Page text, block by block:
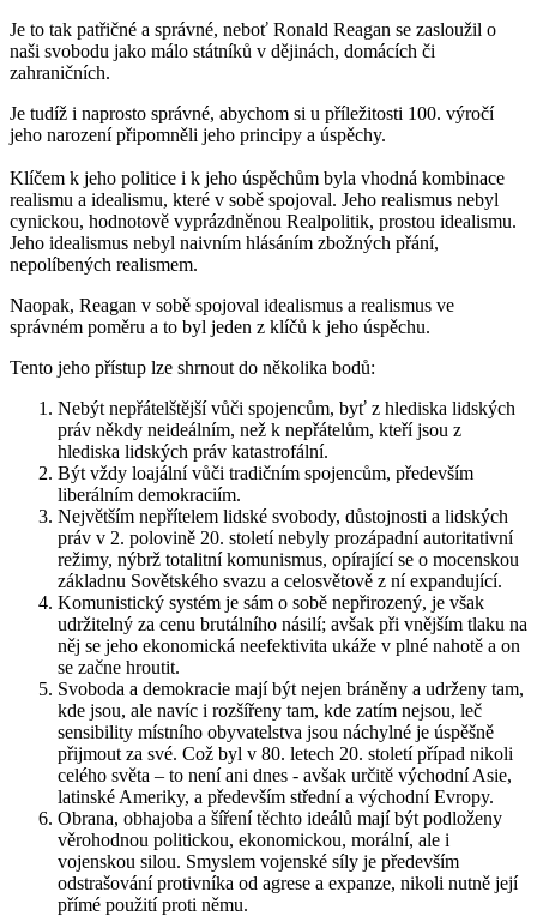
Je to tak patřičné a správné, neboť Ronald Reagan se zasloužil o
naši svobodu jako málo státníků v dějinách, domácích či
zahraničních.
Je tudíž i naprosto správné, abychom si u příležitosti 100. výročí
jeho narození připomněli jeho principy a úspěchy.
Klíčem k jeho politice i k jeho úspěchům byla vhodná kombinace
realismu a idealismu, které v sobě spojoval. Jeho realismus nebyl
cynickou, hodnotově vyprázdněnou Realpolitik, prostou idealismu.
Jeho idealismus nebyl naivním hlásáním zbožných přání,
nepolíbených realismem.
Naopak, Reagan v sobě spojoval idealismus a realismus ve
správném poměru a to byl jeden z klíčů k jeho úspěchu.
Tento jeho přístup lze shrnout do několika bodů:
Nebýt nepřátelštější vůči spojencům, byť z hlediska lidských
práv někdy neideálním, než k nepřátelům, kteří jsou z
hlediska lidských práv katastrofální.
Být vždy loajální vůči tradičním spojencům, především
liberálním demokraciím.
Největším nepřítelem lidské svobody, důstojnosti a lidských
práv v 2. polovině 20. století nebyly prozápadní autoritativní
režimy, nýbrž totalitní komunismus, opírající se o mocenskou
základnu Sovětského svazu a celosvětově z ní expandující.
Komunistický systém je sám o sobě nepřirozený, je však
udržitelný za cenu brutálního násilí; avšak při vnějším tlaku na
něj se jeho ekonomická neefektivita ukáže v plné nahotě a on
se začne hroutit.
Svoboda a demokracie mají být nejen bráněny a udrženy tam,
kde jsou, ale navíc i rozšířeny tam, kde zatím nejsou, leč
sensibility místního obyvatelstva jsou náchylné je úspěšně
přijmout za své. Což byl v 80. letech 20. století případ nikoli
celého světa – to není ani dnes - avšak určitě východní Asie,
latinské Ameriky, a především střední a východní Evropy.
Obrana, obhajoba a šíření těchto ideálů mají být podloženy
věrohodnou politickou, ekonomickou, morální, ale i
vojenskou silou. Smyslem vojenské síly je především
odstrašování protivníka od agrese a expanze, nikoli nutně její
přímé použití proti němu.